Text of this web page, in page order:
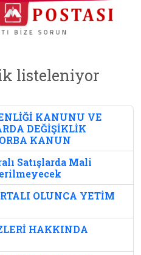
listeleniyor
KANUNU VE
DEĞİŞİKLİK
KANUN
Satışlarda Mali
OLUNCA YETİM
HAKKINDA